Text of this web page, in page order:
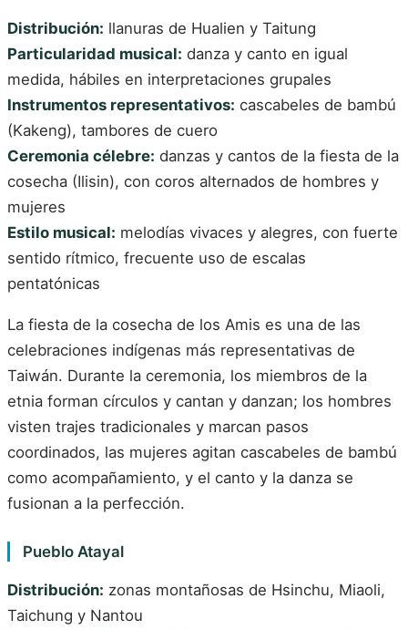
Distribución: llanuras de Hualien y Taitung
Particularidad musical: danza y canto en igual
medida, hábiles en interpretaciones grupales
Instrumentos representativos: cascabeles de bambú
(Kakeng), tambores de cuero
Ceremonia célebre: danzas y cantos de la fiesta de la
cosecha (Ilisin), con coros alternados de hombres y
mujeres
Estilo musical: melodías vivaces y alegres, con fuerte
sentido rítmico, frecuente uso de escalas
pentatónicas
La fiesta de la cosecha de los Amis es una de las
celebraciones indígenas más representativas de
Taiwán. Durante la ceremonia, los miembros de la
etnia forman círculos y cantan y danzan; los hombres
visten trajes tradicionales y marcan pasos
coordinados, las mujeres agitan cascabeles de bambú
como acompañamiento, y el canto y la danza se
fusionan a la perfección.
Pueblo Atayal
Distribución: zonas montañosas de Hsinchu, Miaoli,
Taichung y Nantou